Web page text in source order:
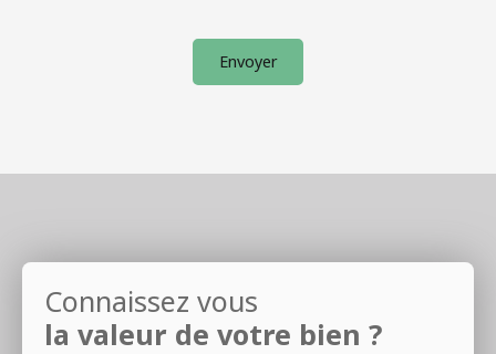
Envoyer
Connaissez vous
la valeur de votre bien ?